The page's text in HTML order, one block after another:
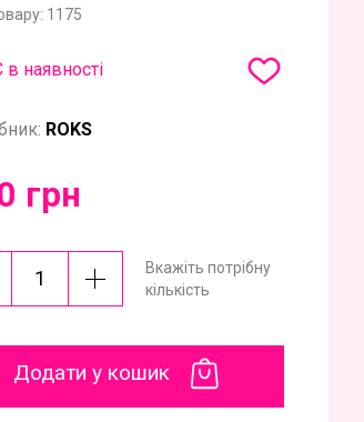
1175
в наявності
ROKS
грн
Вкажіть потрібну
кількість
Додати у кошик